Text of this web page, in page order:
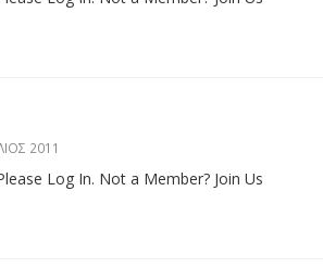
2011
Log In. Not a Member? Join Us